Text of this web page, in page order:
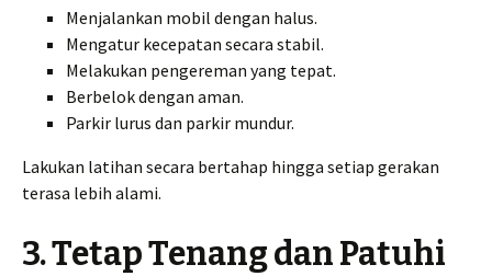
Menjalankan mobil dengan halus.
Mengatur kecepatan secara stabil.
Melakukan pengereman yang tepat.
Berbelok dengan aman.
Parkir lurus dan parkir mundur.
Lakukan latihan secara bertahap hingga setiap gerakan
terasa lebih alami.
3. Tetap Tenang dan Patuhi